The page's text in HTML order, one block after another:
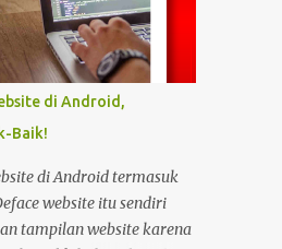
harus dihentikan
menonton film,
apapun itu di situs tidak
menjadi jalan masuk
elektronik.
oleh pengguna
pada
siang. Dalam
perangkat laptop
di Android,
Baik!
di Android termasuk
website itu sendiri
tampilan website karena